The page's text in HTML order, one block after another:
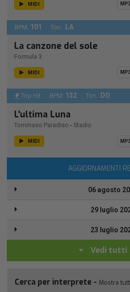
MIDI MP3
BPM: 101 Ton.: LA
La canzone del sole
Formula 3
MIDI MP3
Top Hit BPM: 132 Ton.: DO
L'ultima Luna
Tommaso Paradiso - Stadio
MIDI MP3
AGGIORNAMENTI
06 agosto
29 luglio
23 luglio
Vedi tutti
Cerca per interprete - Mostra